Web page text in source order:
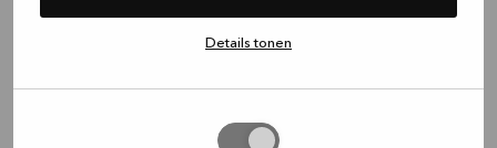
Details tonen